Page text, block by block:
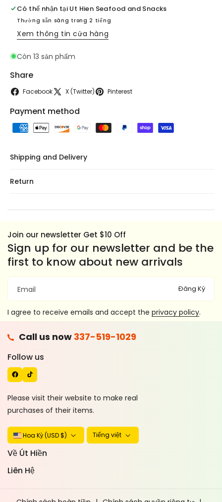
-
GREEN
GARLIC
PEAS
-
GREEN
GARLIC
PEAS
Có thể nhận tại Ut Hien Seafood and Snacks
Thường sẵn sàng trong 2 tiếng
Xem thông tin cửa hàng
Còn 13 sản phẩm
Share
Facebook X (Twitter) Pinterest
Payment method
Shipping and Delivery
Return
Join our newsletter Get $10 Off
Sign up for our newsletter and be the
first to know about new arrivals
Email Đăng Ký
I agree to receive emails and accept the privacy policy.
Call us now 337-519-1029
Follow us
C
E
B
O
O
T
I
K
T
O
K
Please visit their website to make real
purchases of their items.
Hoa Kỳ (USD $) Tiếng việt
Về Út Hiền
Liên Hệ